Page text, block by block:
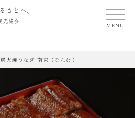
MENU
炭火焼うなぎ 南家（なんけ）